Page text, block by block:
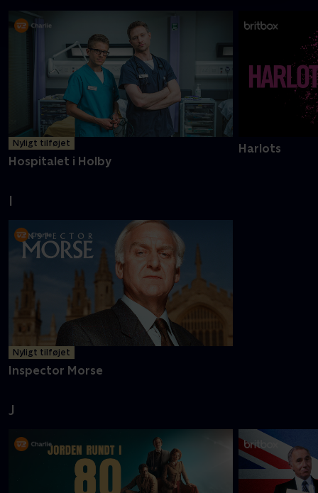
Nyligt tilføjet
Hospitalet i Holby
Harlots
I
Nyligt tilføjet
Inspector Morse
J